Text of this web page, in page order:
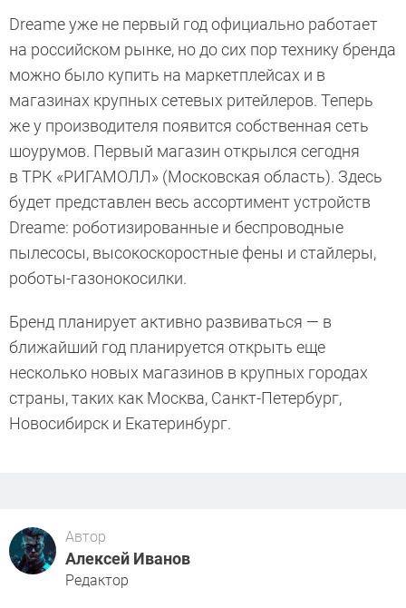
Dreame уже не первый год официально работает
на российском рынке, но до сих пор технику бренда
можно было купить на маркетплейсах и в
магазинах крупных сетевых ритейлеров. Теперь
же у производителя появится собственная сеть
шоурумов. Первый магазин открылся сегодня
в ТРК «РИГАМОЛЛ» (Московская область). Здесь
будет представлен весь ассортимент устройств
Dreame: роботизированные и беспроводные
пылесосы, высокоскоростные фены и стайлеры,
роботы-газонокосилки.
Бренд планирует активно развиваться — в
ближайший год планируется открыть еще
несколько новых магазинов в крупных городах
страны, таких как Москва, Санкт-Петербург,
Новосибирск и Екатеринбург.
Автор
Алексей Иванов
Редактор